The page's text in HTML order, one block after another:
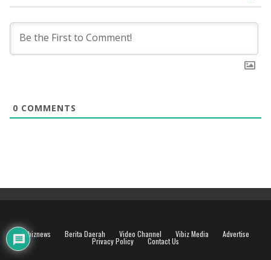
0 COMMENTS
Vibiznews Berita Daerah Video Channel Vibiz Media Advertise
Privacy Policy Contact Us